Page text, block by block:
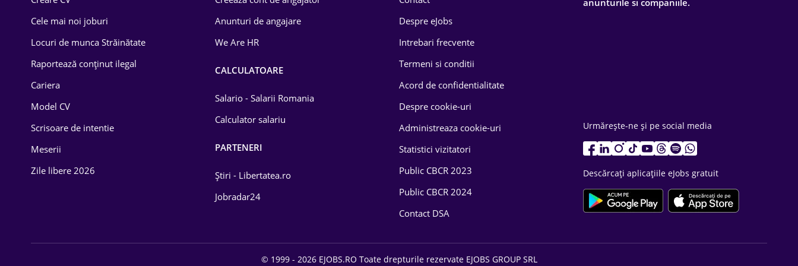
Drept
Educație / Training
Energetică
Farma
Cele mai noi joburi
Locuri de munca Străinătate
Raportează conținut ilegal
Cariera
Model CV
Scrisoare de intentie
Meserii
Zile libere 2026
Anunturi de angajare
We Are HR
CALCULATOARE
Salario - Salarii Romania
Calculator salariu
PARTENERI
Știri - Libertatea.ro
Jobradar24
Despre eJobs
Intrebari frecvente
Termeni si conditii
Acord de confidentialitate
Despre cookie-uri
Administreaza cookie-uri
Statistici vizitatori
Public CBCR 2023
Public CBCR 2024
Contact DSA
anunturile si companiile.
Urmărește-ne și pe social media
Descărcați aplicațiile eJobs gratuit
© 1999 - 2026 EJOBS.RO Toate drepturile rezervate EJOBS GROUP SRL